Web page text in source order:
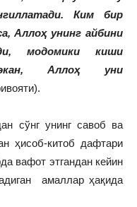
Ким бир
Аллоҳ унинг айбини
модомики киши
Аллоҳ уни
сўнг унинг савоб ва
ҳисоб-китоб дафтари
вафот этгандан кейин
амаллар ҳақида